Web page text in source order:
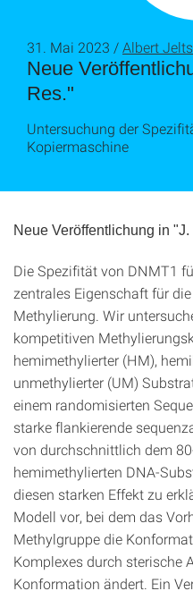
Neue
Res."
31. Mai 2023 /Albert
Untersuchung der
Kopiermaschine
Neue Veröffentlichung in
Die Spezifität von DNMT1
zentrales Eigenschaft für
Methylierung. Wir
kompetitiven
hemimethylierter (HM),
unmethylierter (UM)
einem randomisierten
starke flankierende
von durchschnittlich dem
hemimethylierten DNA-
diesen starken Effekt zu
Modell vor, bei dem das
Methylgruppe die
Komplexes durch sterische
Konformation ändert. Ein